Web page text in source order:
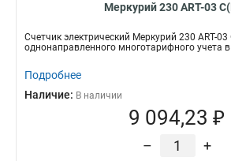
Меркурий 230 АRT-03
Счетчик электрический Меркурий 230 АRT-03
однонаправленного многотарифного учета в
Подробнее
Наличие: В наличии
9 094,23 ₽
– +